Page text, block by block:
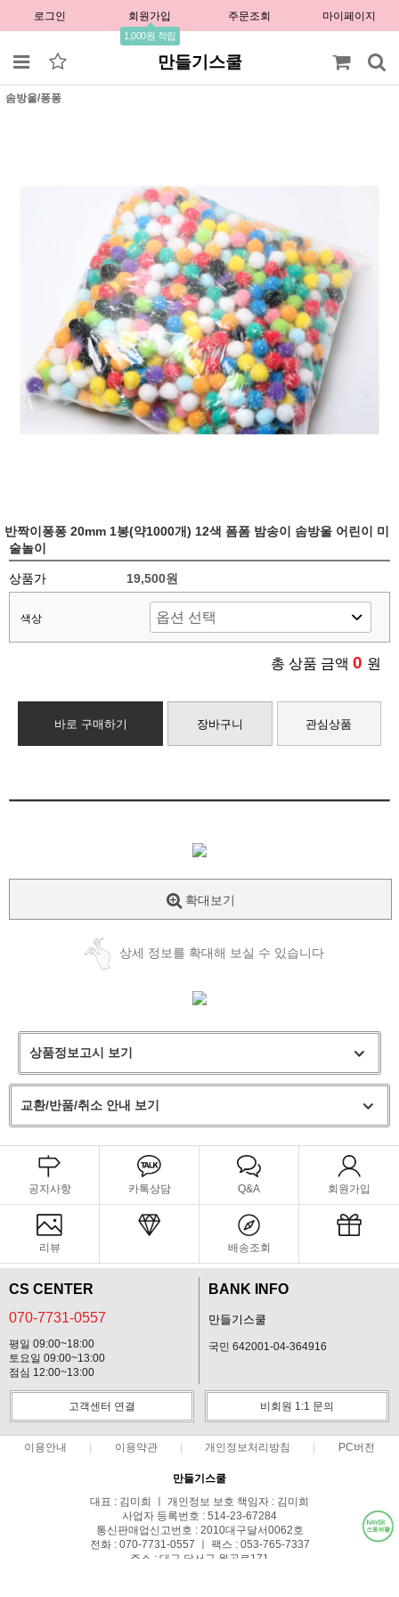
로그인 회원가입
1,000원 적립
주문조회 마이페이지
만들기스쿨
솜방울/퐁퐁
반짝이퐁퐁 20mm 1봉(약1000개) 12색 폼폼 밤송이 솜방울 어린이 미
술놀이
상품가 19,500원
색상
총 상품 금액 0 원
바로 구매하기 장바구니 관심상품
확대보기
상세 정보를 확대해 보실 수 있습니다
상품정보고시 보기
교환/반품/취소 안내 보기
공지사항 카톡상담 Q&A 회원가입
리뷰 배송조회
CS CENTER
070-7731-0557
평일 09:00~18:00
토요일 09:00~13:00
점심 12:00~13:00
BANK INFO
만들기스쿨
국민 642001-04-364916
고객센터 연결 비회원 1:1 문의
이용안내 이용약관 개인정보처리방침 PC버전
만들기스쿨
대표 : 김미희 ㅣ 개인정보 보호 책임자 : 김미희
사업자 등록번호 : 514-23-67284
통신판매업신고번호 : 2010대구달서0062호
전화 : 070-7731-0557 ㅣ 팩스 : 053-765-7337
주소 : 대구 달서구 월곡로171